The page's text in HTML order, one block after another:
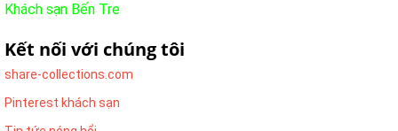
Khách sạn Bến Tre
Kết nối với chúng tôi
share-collections.com
Pinterest khách sạn